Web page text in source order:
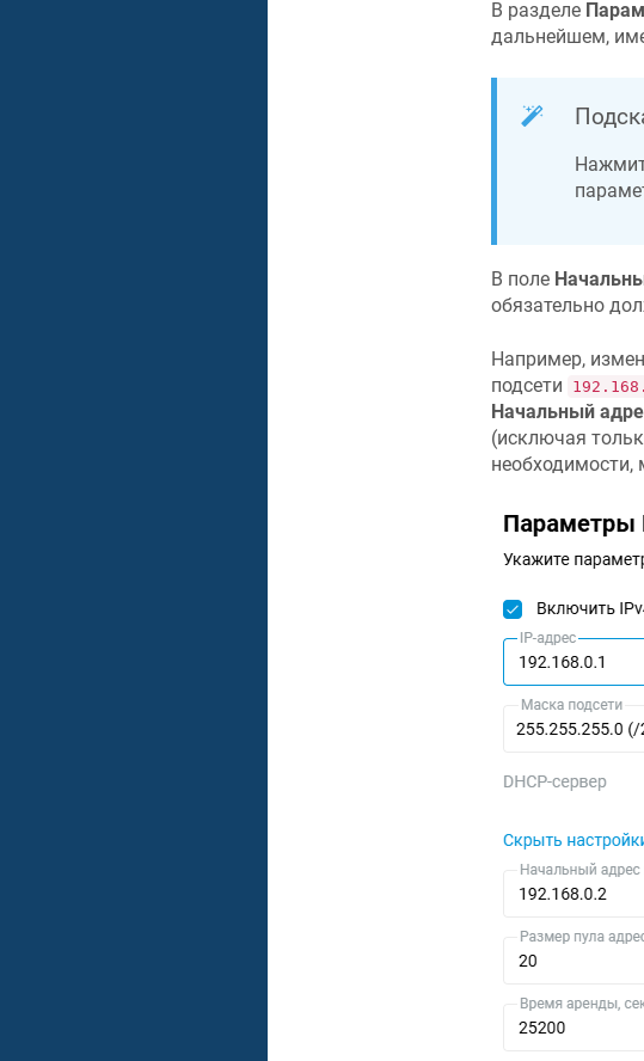
В разделе
дальнейшем,
В поле
обязательно
Например,
подсети
Начальный
(исключая